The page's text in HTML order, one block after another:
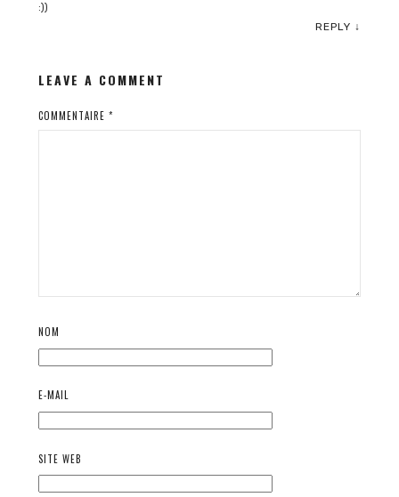
:))
REPLY ↓
LEAVE A COMMENT
COMMENTAIRE *
NOM
E-MAIL
SITE WEB